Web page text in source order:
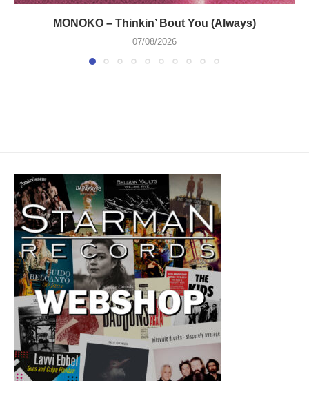
MONOKO – Thinkin’ Bout You (Always)
07/08/2026